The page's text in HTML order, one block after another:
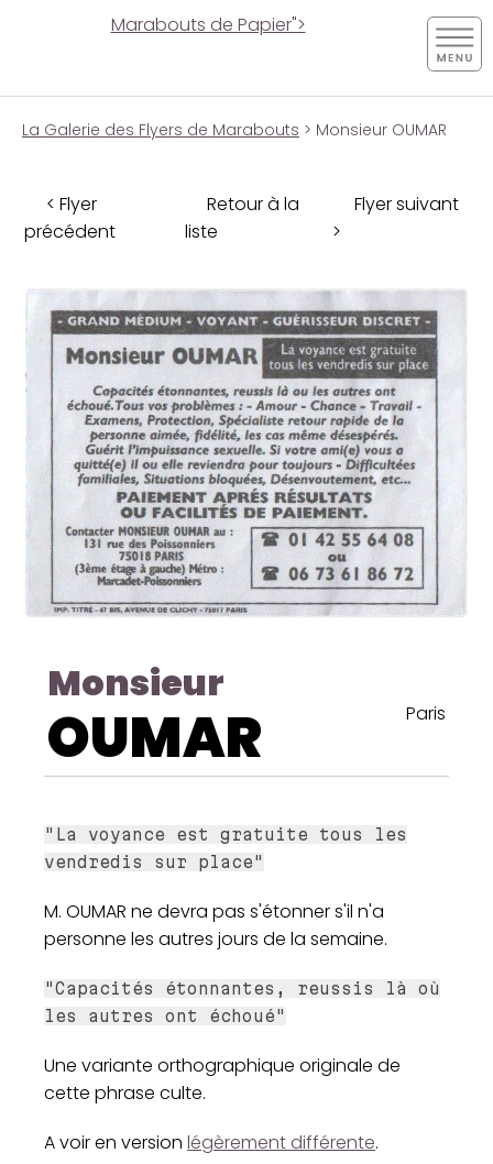
Marabouts de Papier">
La Galerie des Flyers de Marabouts > Monsieur OUMAR
< Flyer
précédent
Retour à la
liste
Flyer suivant
>
Monsieur
OUMAR Paris
"La voyance est gratuite tous les
vendredis sur place"
M. OUMAR ne devra pas s'étonner s'il n'a
personne les autres jours de la semaine.
"Capacités étonnantes, reussis là où
les autres ont échoué"
Une variante orthographique originale de
cette phrase culte.
A voir en version légèrement différente.